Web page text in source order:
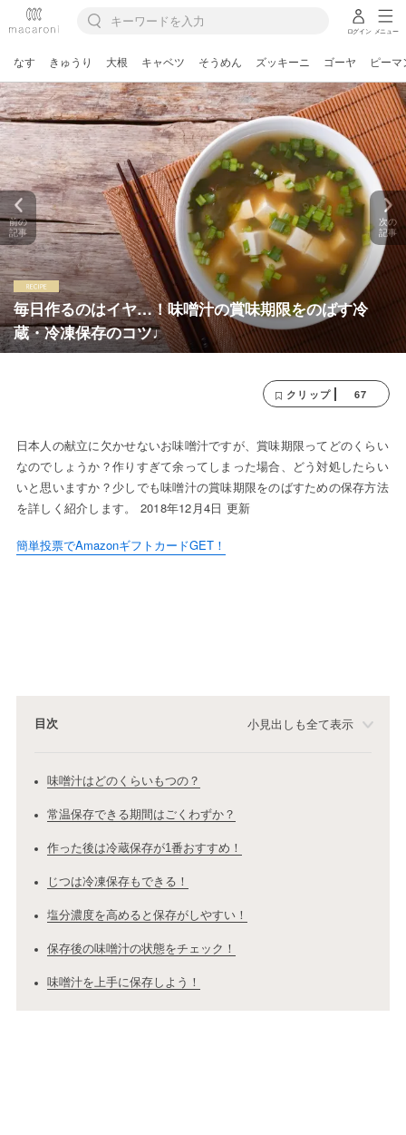
ログイン メニュー
なす きゅうり 大根 キャベツ そうめん ズッキーニ ゴーヤ ピーマ
毎日作るのはイヤ…！味噌汁の賞味期限をのばす冷
蔵・冷凍保存のコツ♩
前の
記事
次の
記事
クリップ 67
日本人の献立に欠かせないお味噌汁ですが、賞味期限ってどのくらい
なのでしょうか？作りすぎて余ってしまった場合、どう対処したらい
いと思いますか？少しでも味噌汁の賞味期限をのばすための保存方法
を詳しく紹介します。 2018年12月4日 更新
簡単投票でAmazonギフトカードGET！
目次 小見出しも全て表示
味噌汁はどのくらいもつの？
常温保存できる期間はごくわずか？
作った後は冷蔵保存が1番おすすめ！
じつは冷凍保存もできる！
塩分濃度を高めると保存がしやすい！
保存後の味噌汁の状態をチェック！
味噌汁を上手に保存しよう！